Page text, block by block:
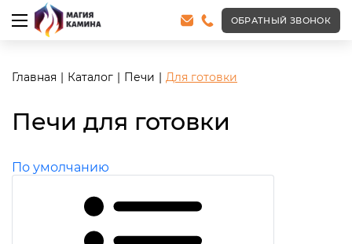
ОБРАТНЫЙ ЗВОНОК
Главная Каталог Печи Для готовки
Печи для готовки
По умолчанию